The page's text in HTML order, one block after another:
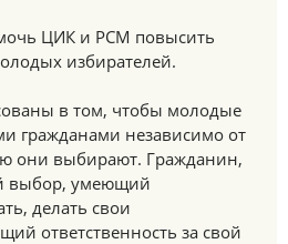
ЦИК и РСМ повысить
избирателей.
в том, чтобы молодые
гражданами независимо от
они выбирают. Гражданин,
выбор, умеющий
делать свои
ответственность за свой